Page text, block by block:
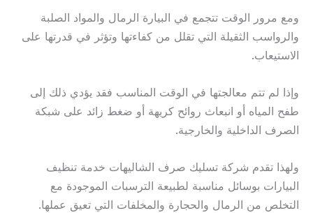
ومع مرور الوقت تتجمع في البيارة الرمال والمواد الصلبة
والرواسب الثقيلة التي تقلل من كفاءتها وتؤثر في قدرتها على
الاستيعاب.
وإذا لم تتم معالجتها في الوقت المناسب فقد يؤدي ذلك إلى
طفح المياه أو انبعاث روائح كريهة أو ضغط زائد على شبكة
الصرف الداخلية والخارجية.
ولهذا تقدم شركة تسليك صرف الشاليهات خدمة تنظيف
البيارات بوسائل مناسبة لطبيعة الترسبات الموجودة مع
التخلص من الرمال والحجارة والمخلفات التي تعيق عملها.